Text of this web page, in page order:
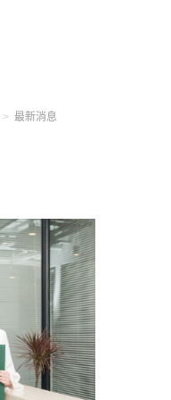
最新消息